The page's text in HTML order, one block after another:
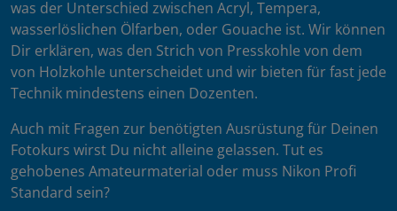
was der Unterschied zwischen Acryl, Tempera,
wasserlöslichen Ölfarben, oder Gouache ist. Wir können
Dir erklären, was den Strich von Presskohle von dem
von Holzkohle unterscheidet und wir bieten für fast jede
Technik mindestens einen Dozenten.
Auch mit Fragen zur benötigten Ausrüstung für Deinen
Fotokurs wirst Du nicht alleine gelassen. Tut es
gehobenes Amateurmaterial oder muss Nikon Profi
Standard sein?